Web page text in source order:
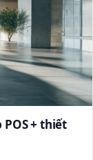
+ thiết